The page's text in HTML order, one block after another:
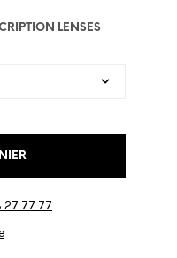
LENSES
27 77 77